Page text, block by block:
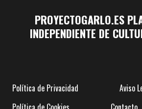
PROYECTOGARLO.ES
INDEPENDIENTE DE
Política de Privacidad
Aviso